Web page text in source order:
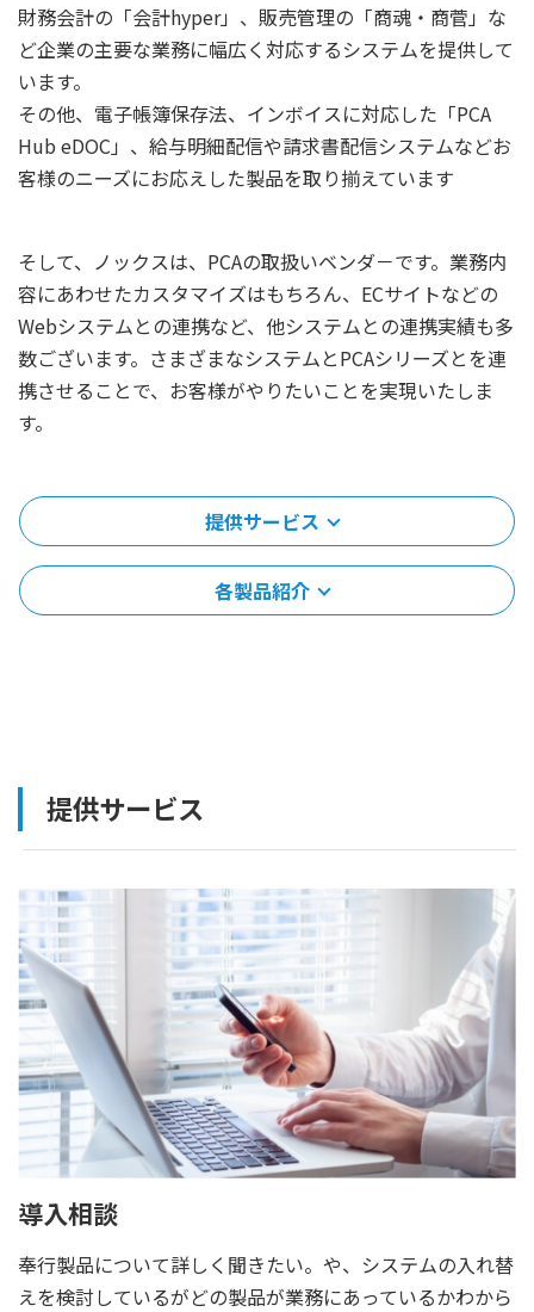
財務会計の「会計hyper」、販売管理の「商魂・商菅」な
ど企業の主要な業務に幅広く対応するシステムを提供して
います。
その他、電子帳簿保存法、インボイスに対応した「PCA
Hub eDOC」、給与明細配信や請求書配信システムなどお
客様のニーズにお応えした製品を取り揃えています
そして、ノックスは、PCAの取扱いベンダ－です。業務内
容にあわせたカスタマイズはもちろん、ECサイトなどの
Webシステムとの連携など、他システムとの連携実績も多
数ございます。さまざまなシステムとPCAシリーズとを連
携させることで、お客様がやりたいことを実現いたしま
す。
提供サービス
各製品紹介
提供サービス
導入相談
奉行製品について詳しく聞きたい。や、システムの入れ替
えを検討しているがどの製品が業務にあっているかわから